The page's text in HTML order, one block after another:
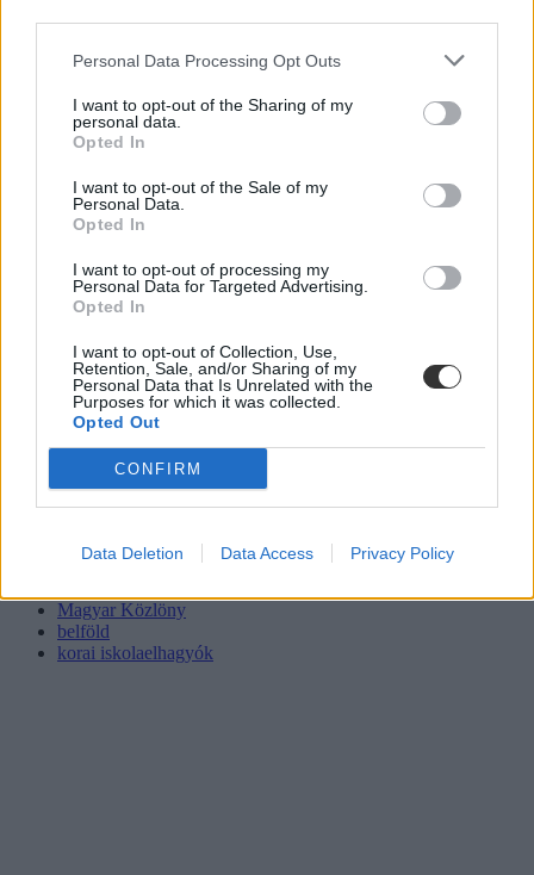
Personal Data Processing Opt Outs
I want to opt-out of the Sharing of my
personal data.
Opted In
I want to opt-out of the Sale of my
Personal Data.
Opted In
I want to opt-out of processing my
Personal Data for Targeted Advertising.
Opted In
I want to opt-out of Collection, Use,
Retention, Sale, and/or Sharing of my
Personal Data that Is Unrelated with the
Purposes for which it was collected.
Opted Out
CONFIRM
Data Deletion Data Access Privacy Policy
korai iskolaelhagyás
Magyar Közlöny
belföld
korai iskolaelhagyók